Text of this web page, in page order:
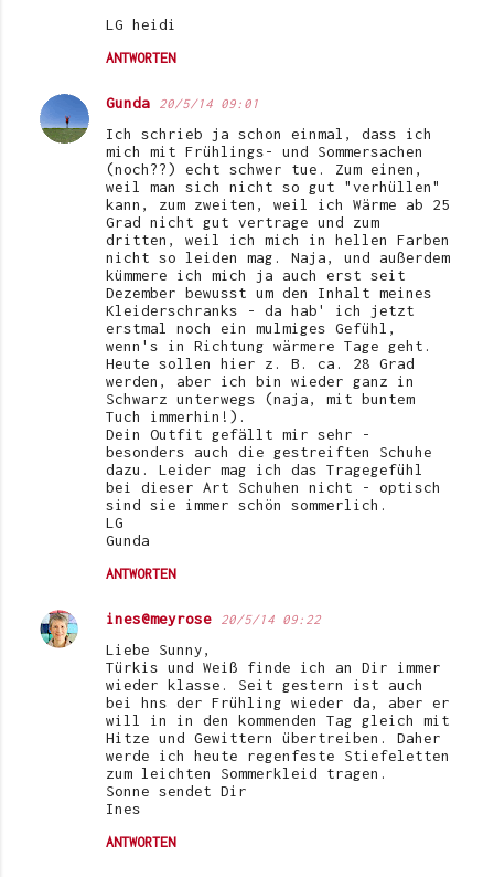
LG heidi
ANTWORTEN
Gunda 20/5/14 09:01
Ich schrieb ja schon einmal, dass ich
mich mit Frühlings- und Sommersachen
(noch??) echt schwer tue. Zum einen,
weil man sich nicht so gut "verhüllen"
kann, zum zweiten, weil ich Wärme ab 25
Grad nicht gut vertrage und zum
dritten, weil ich mich in hellen Farben
nicht so leiden mag. Naja, und außerdem
kümmere ich mich ja auch erst seit
Dezember bewusst um den Inhalt meines
Kleiderschranks - da hab' ich jetzt
erstmal noch ein mulmiges Gefühl,
wenn's in Richtung wärmere Tage geht.
Heute sollen hier z. B. ca. 28 Grad
werden, aber ich bin wieder ganz in
Schwarz unterwegs (naja, mit buntem
Tuch immerhin!).
Dein Outfit gefällt mir sehr -
besonders auch die gestreiften Schuhe
dazu. Leider mag ich das Tragegefühl
bei dieser Art Schuhen nicht - optisch
sind sie immer schön sommerlich.
LG
Gunda
ANTWORTEN
ines@meyrose 20/5/14 09:22
Liebe Sunny,
Türkis und Weiß finde ich an Dir immer
wieder klasse. Seit gestern ist auch
bei hns der Frühling wieder da, aber er
will in in den kommenden Tag gleich mit
Hitze und Gewittern übertreiben. Daher
werde ich heute regenfeste Stiefeletten
zum leichten Sommerkleid tragen.
Sonne sendet Dir
Ines
ANTWORTEN